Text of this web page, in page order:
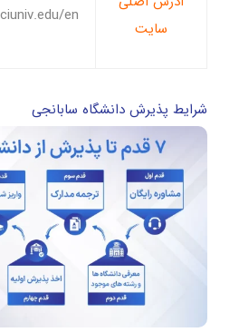
سایت
en
شرایط پذیرش دانشگاه سابانجی